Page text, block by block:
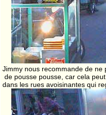
Jimmy nous recommande de
de pousse pousse, car cela
dans les rues avoisinantes qui